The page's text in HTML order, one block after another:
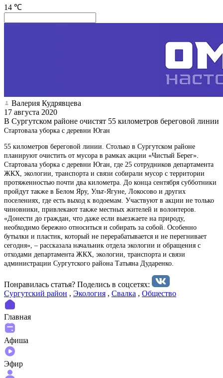
14 ℃
Валерия Кудрявцева
17 августа 2020
В Сургутском районе очистят 55 километров береговой линии
Стартовала уборка с деревни Юган
55 километров береговой линии. Столько в Сургутском районе
планируют очистить от мусора в рамках акции «Чистый Берег».
Стартовала уборка с деревни Юган, где 25 сотрудников департамента
ЖКХ, экологии, транспорта и связи собирали мусор с территории
протяженностью почти два километра. До конца сентября субботники
пройдут также в Белом Яру, Ульт-Ягуне, Локосово и других
поселениях, где есть выход к водоемам. Участвуют в акции не только
чиновники, привлекают также местных жителей и волонтеров.
«Донести до граждан, что даже если выезжаете на природу,
необходимо бережно относиться и собирать за собой. Особенно
бутылки и пластик, который не перерабатывается и не перегнивает
сегодня», – рассказала начальник отдела экологии и обращения с
отходами департамента ЖКХ, экологии, транспорта и связи
администрации Сургутского района Татьяна Дударенко.
Понравилась статья? Поделиcь в соцсетях:
Сургутский район , Экология , Свалка , Общество
Главная
Афиша
Эфир